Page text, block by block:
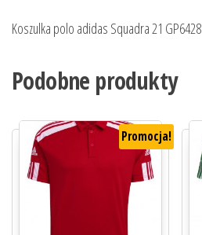
Koszulka polo adidas Squadra 21 GP6428
Podobne produkty
Promocja!